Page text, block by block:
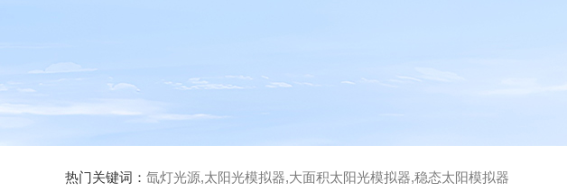
热门关键词： 氙灯光源,太阳光模拟器,大面积太阳光模拟器,稳态太阳模拟器